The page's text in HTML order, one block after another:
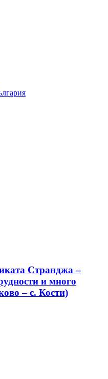
Странджа –
и много
– с. Кости)